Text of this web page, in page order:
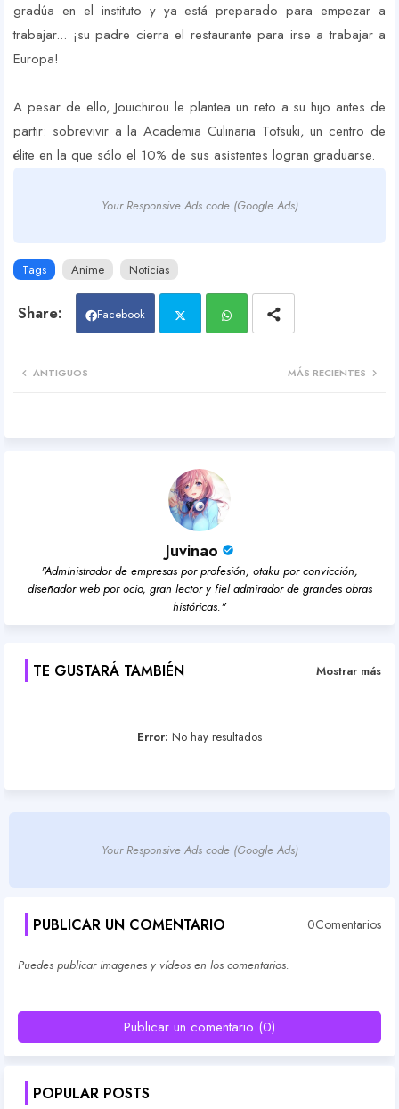
gradúa en el instituto y ya está preparado para empezar a
trabajar... ¡su padre cierra el restaurante para irse a trabajar a
Europa!
A pesar de ello, Jouichirou le plantea un reto a su hijo antes de
partir: sobrevivir a la Academia Culinaria Tōtsuki, un centro de
élite en la que sólo el 10% de sus asistentes logran graduarse.
Your Responsive Ads code (Google Ads)
Tags Anime Noticias
Facebook
pp
MÁS RECIENTES
ANTIGUOS
Juvinao
"Administrador de empresas por profesión, otaku por convicción,
diseñador web por ocio, gran lector y fiel admirador de grandes obras
históricas."
TE GUSTARÁ TAMBIÉN Mostrar más
Error: No hay resultados
Your Responsive Ads code (Google Ads)
PUBLICAR UN COMENTARIO 0Comentarios
Puedes publicar imagenes y vídeos en los comentarios.
Publicar un comentario (0)
POPULAR POSTS